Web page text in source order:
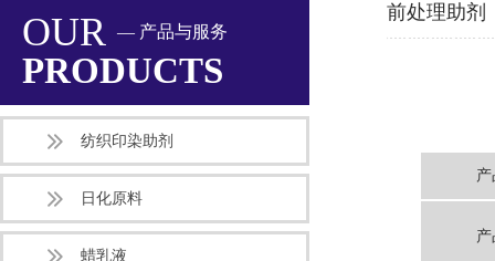
OUR — 产品与服务
PRODUCTS
纺织印染助剂
日化原料
蜡乳液
前处理助剂